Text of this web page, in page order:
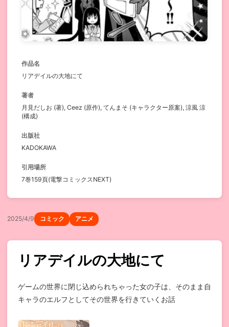
作品名
リアデイルの大地にて
著者
月見だしお (著), Ceez (原作), てんまそ (キャラクター原案), 涼風 涼
(構成)
出版社
KADOKAWA
引用場所
7巻159頁(電撃コミックスNEXT)
2025/4/9 コミック アニメ
リアデイルの大地にて
ゲームの世界に閉じ込められちゃった女の子は、そのまま自
キャラのエルフとしてその世界を行きていくお話